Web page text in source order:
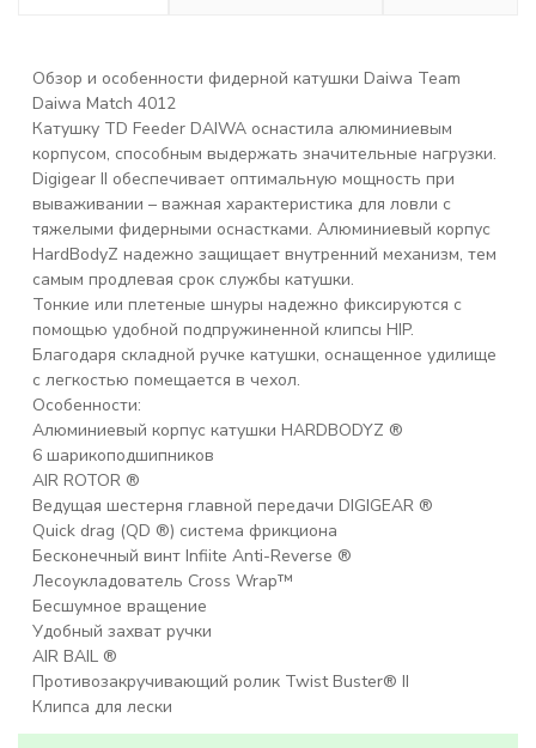
Обзор и особенности фидерной катушки Daiwa Team
Daiwa Match 4012
Катушку TD Feeder DAIWA оснастила алюминиевым
корпусом, способным выдержать значительные нагрузки.
Digigear II обеспечивает оптимальную мощность при
вываживании – важная характеристика для ловли с
тяжелыми фидерными оснастками. Алюминиевый корпус
HardBodyZ надежно защищает внутренний механизм, тем
самым продлевая срок службы катушки.
Тонкие или плетеные шнуры надежно фиксируются с
помощью удобной подпружиненной клипсы HIP.
Благодаря складной ручке катушки, оснащенное удилище
с легкостью помещается в чехол.
Особенности:
Алюминиевый корпус катушки HARDBODYZ ®
6 шарикоподшипников
AIR ROTOR ®
Ведущая шестерня главной передачи DIGIGEAR ®
Quick drag (QD ®) система фрикциона
Бесконечный винт Infiite Anti-Reverse ®
Лесоукладователь Cross Wrap™
Бесшумное вращение
Удобный захват ручки
AIR BAIL ®
Противозакручивающий ролик Twist Buster® II
Клипса для лески